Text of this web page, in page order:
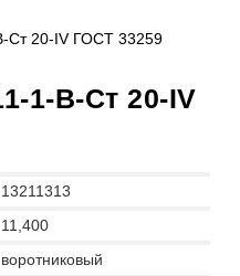
1-B-Ст 20-IV
13211313
11,400
воротниковый